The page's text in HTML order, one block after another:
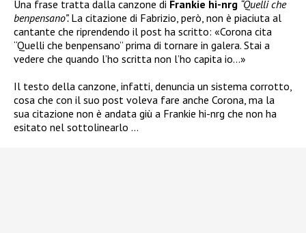
Una frase tratta dalla canzone di Frankie hi-nrg “Quelli che
benpensano”. La citazione di Fabrizio, però, non è piaciuta al
cantante che riprendendo il post ha scritto: «Corona cita
“Quelli che benpensano” prima di tornare in galera. Stai a
vedere che quando l’ho scritta non l’ho capita io…»
Il testo della canzone, infatti, denuncia un sistema corrotto,
cosa che con il suo post voleva fare anche Corona, ma la
sua citazione non è andata giù a Frankie hi-nrg che non ha
esitato nel sottolinearlo …